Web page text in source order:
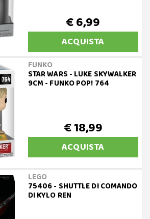
€ 6,99
ACQUISTA
FUNKO
STAR WARS - LUKE SKYWALKER
9CM - FUNKO POP! 764
€ 18,99
ACQUISTA
LEGO
75406 - SHUTTLE DI COMANDO
DI KYLO REN